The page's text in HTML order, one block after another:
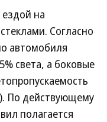
ездой на
Согласно
автомобиля
света, а боковые
По действующему
полагается